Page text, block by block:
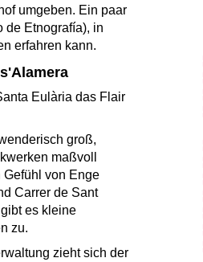
umgeben. Ein paar
de Etnografía), in
erfahren kann.
Eulària das Flair
groß,
maßvoll
von Enge
Carrer de Sant
es kleine
zu.
zieht sich der